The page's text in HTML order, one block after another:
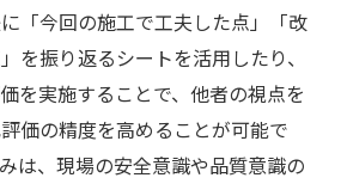
「今回の施工で工夫した点」「改
を振り返るシートを活用したり、
を実施することで、他者の視点を
価の精度を高めることが可能で
は、現場の安全意識や品質意識の